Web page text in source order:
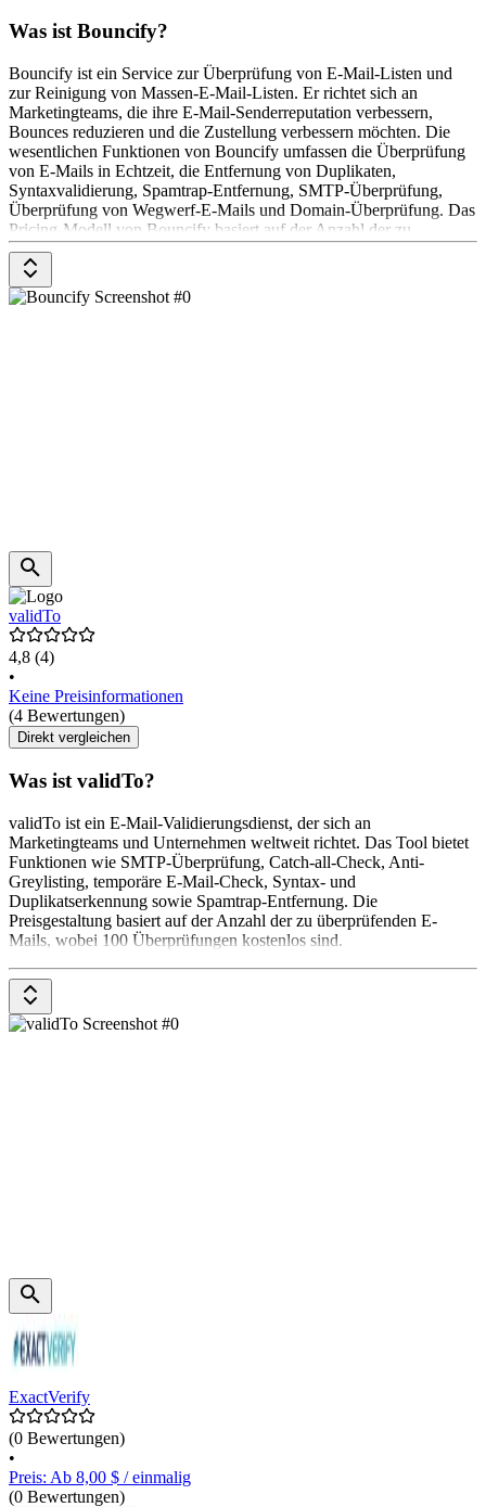
Was ist Bouncify?
Bouncify ist ein Service zur Überprüfung von E-Mail-Listen und
zur Reinigung von Massen-E-Mail-Listen. Er richtet sich an
Marketingteams, die ihre E-Mail-Senderreputation verbessern,
Bounces reduzieren und die Zustellung verbessern möchten. Die
wesentlichen Funktionen von Bouncify umfassen die Überprüfung
von E-Mails in Echtzeit, die Entfernung von Duplikaten,
Syntaxvalidierung, Spamtrap-Entfernung, SMTP-Überprüfung,
Überprüfung von Wegwerf-E-Mails und Domain-Überprüfung. Das
Pricing-Modell von Bouncify basiert auf der Anzahl der zu
überprüfenden E-Mails. Die Preise beginnen bei $ 10 für 5000
Überprüfungen.
validTo
4,8 (4)
•
Keine Preisinformationen
(4 Bewertungen)
Direkt vergleichen
Was ist validTo?
validTo ist ein E-Mail-Validierungsdienst, der sich an
Marketingteams und Unternehmen weltweit richtet. Das Tool bietet
Funktionen wie SMTP-Überprüfung, Catch-all-Check, Anti-
Greylisting, temporäre E-Mail-Check, Syntax- und
Duplikatserkennung sowie Spamtrap-Entfernung. Die
Preisgestaltung basiert auf der Anzahl der zu überprüfenden E-
Mails, wobei 100 Überprüfungen kostenlos sind.
ExactVerify
(0 Bewertungen)
•
Preis: Ab 8,00 $ / einmalig
(0 Bewertungen)